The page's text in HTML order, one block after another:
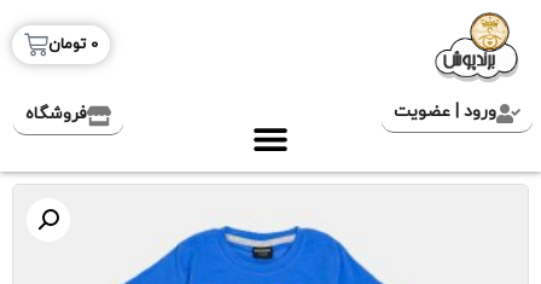
0 تومان
ورود | عضویت فروشگاه